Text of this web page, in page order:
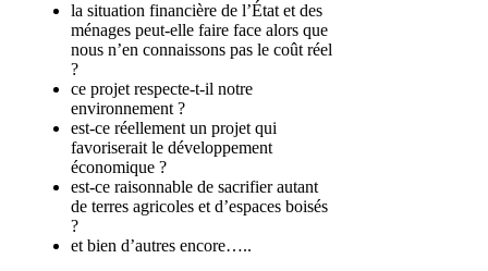
la situation financière de l’État et des
ménages peut-elle faire face alors que
nous n’en connaissons pas le coût réel
?
ce projet respecte-t-il notre
environnement ?
est-ce réellement un projet qui
favoriserait le développement
économique ?
est-ce raisonnable de sacrifier autant
de terres agricoles et d’espaces boisés
?
et bien d’autres encore…..